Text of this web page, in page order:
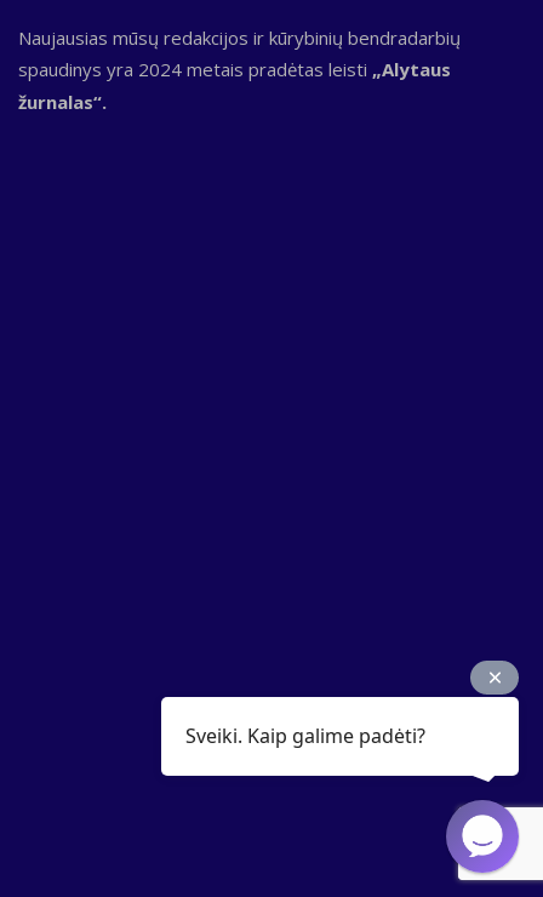
Naujausias mūsų redakcijos ir kūrybinių bendradarbių
spaudinys yra 2024 metais pradėtas leisti „Alytaus
žurnalas“.
Sveiki. Kaip galime padėti?